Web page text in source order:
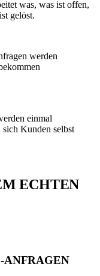
was, was ist offen,
gelöst.
werden
einmal
sich Kunden selbst
ECHTEN
ANFRAGEN